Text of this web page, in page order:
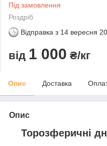
Під замовлення
Роздріб
Відправка з 14 вересня
від 1 000 ₴/кг
Опис Доставка
Опис
Торозферичні